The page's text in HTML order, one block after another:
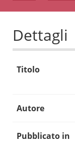
Dettagli
Titolo
Autore
Pubblicato in